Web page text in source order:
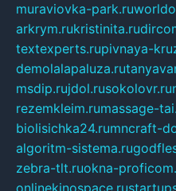
muraviovka-park.ru
arkrym.rukristinita.ru
textexperts.rupivnaya-
demolalapaluza.ru
msdip.rujdol.rusokolovr.ru
rezemkleim.rumassage-
biolisichka24.rumncraft-
algoritm-sistema.ru
zebra-tlt.ruokna-